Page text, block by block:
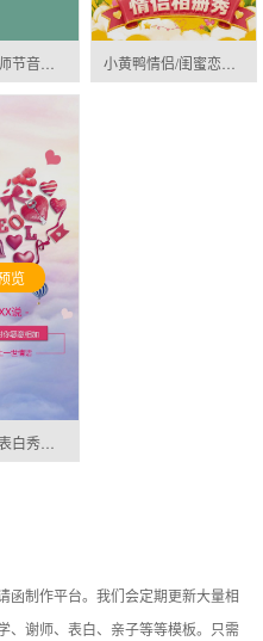
览
函制作平台。我们会定期更新大量相
、谢师、表白、亲子等等模板。只需